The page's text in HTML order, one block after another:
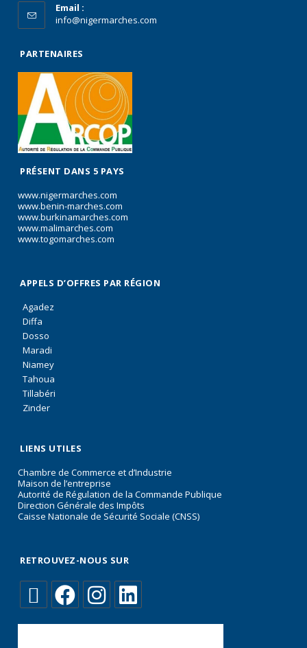
Email :
info@nigermarches.com
PARTENAIRES
PRÉSENT DANS 5 PAYS
www.nigermarches.com
www.benin-marches.com
www.burkinamarches.com
www.malimarches.com
www.togomarches.com
APPELS D’OFFRES PAR RÉGION
Agadez
Diffa
Dosso
Maradi
Niamey
Tahoua
Tillabéri
Zinder
LIENS UTILES
Chambre de Commerce et d’Industrie
Maison de l’entreprise
Autorité de Régulation de la Commande Publique
Direction Générale des Impôts
Caisse Nationale de Sécurité Sociale (CNSS)
RETROUVEZ-NOUS SUR